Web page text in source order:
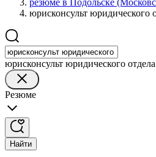
резюме в Подольске
юрисконсульт юридического
юрисконсульт юридического отдела
Резюме
Найти